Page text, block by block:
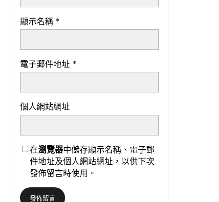
顯示名稱 *
電子郵件地址 *
個人網站網址
在瀏覽器中儲存顯示名稱、電子郵
件地址及個人網站網址，以供下次
發佈留言時使用。